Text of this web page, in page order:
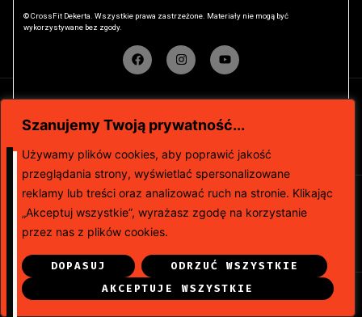
Szanujemy Twoją prywatność...
Używamy plików cookies, aby poprawić jakość
przeglądania strony, wyświetlać spersonalizowane
reklamy lub treści oraz analizować ruch na stronie. Klikając
„Akceptuj wszystkie”, wyrażasz zgodę na korzystanie
przez nas z plików cookies.
DOPASUJ
ODRZUĆ WSZYSTKIE
AKCEPTUJE WSZYSTKIE
© CrossFit Dekerta. Wszystkie prawa zastrzeżone. Materiały nie mogą być
wykorzystywane bez zgody.
Zaprojektowane i stworzone przezMetisMedia.pl